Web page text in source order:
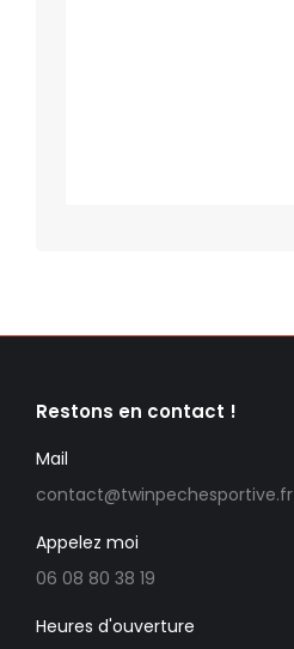
Restons en contact !
Mail
contact@twinpechesportive.fr
Appelez moi
06 08 80 38 19
Heures d'ouverture